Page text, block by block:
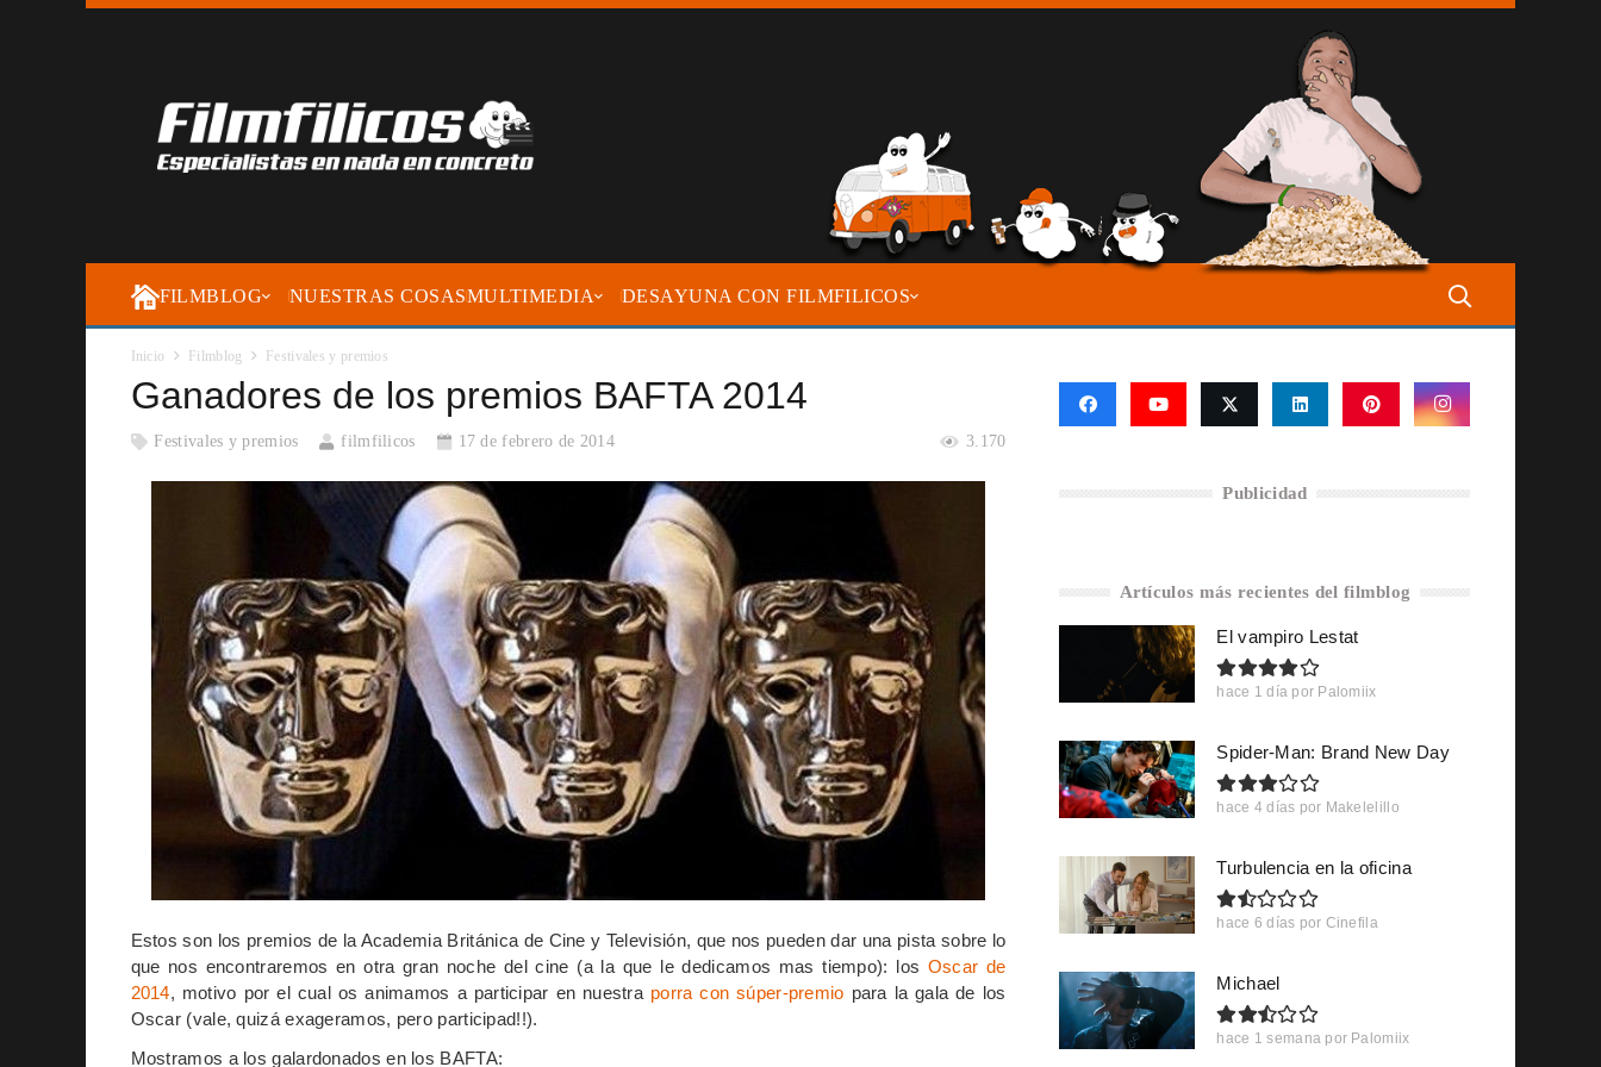
FILMBLOG NUESTRAS COSASMULTIMEDIA DESAYUNA CON FILMFILICOS
Inicio Filmblog Festivales y premios
Ganadores de los premios BAFTA 2014
Festivales y premios filmfilicos 17 de febrero de 2014 3.170
Estos son los premios de la Academia Británica de Cine y Televisión, que nos pueden dar una pista sobre lo
que nos encontraremos en otra gran noche del cine (a la que le dedicamos mas tiempo): los Oscar de
2014, motivo por el cual os animamos a participar en nuestra porra con súper-premio para la gala de los
Oscar (vale, quizá exageramos, pero participad!!).
Mostramos a los galardonados en los BAFTA:
Publicidad
Artículos más recientes del filmblog
El vampiro Lestat
hace 1 día por Palomiix
Spider-Man: Brand New Day
hace 4 días por Makelelillo
Turbulencia en la oficina
hace 6 días por Cinefila
Michael
hace 1 semana por Palomiix